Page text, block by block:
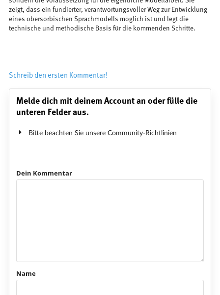
zeigt, dass ein fundierter, verantwortungsvoller Weg zur Entwicklung
eines obersorbischen Sprachmodells möglich ist und legt die
technische und methodische Basis für die kommenden Schritte.
Schreib den ersten Kommentar!
Melde dich mit deinem Account an oder fülle die
unteren Felder aus.
Bitte beachten Sie unsere Community-Richtlinien
Dein Kommentar
Name